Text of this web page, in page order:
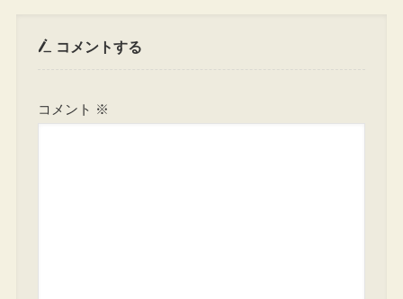
コメントする
コメント ※